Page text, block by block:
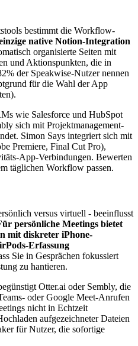
bestimmt die Workflow-
native Notion-Integration
organisierte Seiten mit
und Aktionspunkten, die in
der Speakwise-Nutzer nennen
für die Wahl der App
wie Salesforce und HubSpot
sich mit Projektmanagement-
Simon Says integriert sich mit
Premiere, Final Cut Pro),
App-Verbindungen. Bewerten
täglichen Workflow passen.
versus virtuell - beeinflusst
persönliche Meetings bietet
mit diskreter iPhone-
Erfassung
Sie in Gesprächen fokussiert
zu hantieren.
Otter.ai oder Sembly, die
oder Google Meet-Anrufen
nicht in Echtzeit
aufgezeichneter Dateien
für Nutzer, die sofortige